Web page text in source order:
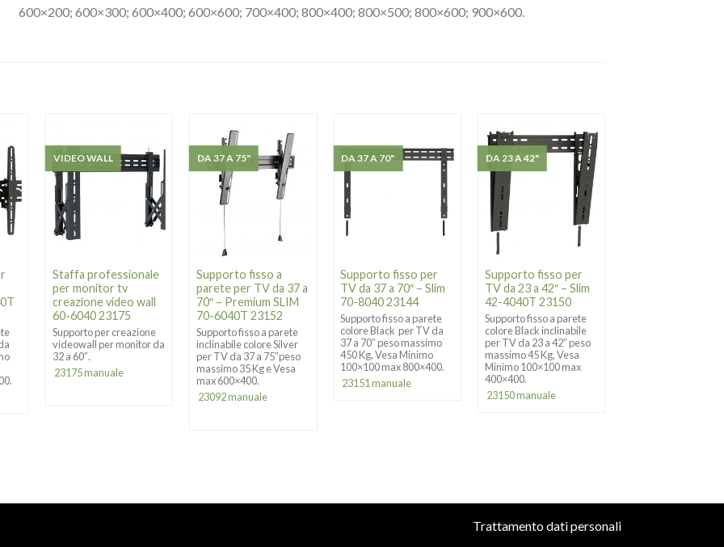
600×200; 600×300; 600×400; 600×600; 700×400; 800×400; 800×500; 800×600; 900×600.
Staffa professionale
per monitor tv
creazione video wall
60-6040 23175
Supporto per creazione
videowall per monitor da
32 a 60″.
23175 manuale
VIDEO WALL
Supporto fisso a
parete per TV da 37 a
70″ – Premium SLIM
70-6040T 23152
Supporto fisso a parete
inclinabile colore Silver
per TV da 37 a 75″peso
massimo 35 Kg e Vesa
max 600×400.
23092 manuale
DA 37 A 75"
Supporto fisso per
TV da 37 a 70″ – Slim
70-8040 23144
Supporto fisso a parete
colore Black per TV da
37 a 70″ peso massimo
450 Kg, Vesa Minimo
100×100 max 800×400.
23151 manuale
DA 37 A 70"
Supporto fisso per
TV da 23 a 42″ – Slim
42-4040T 23150
Supporto fisso a parete
colore Black inclinabile
per TV da 23 a 42″ peso
massimo 45 Kg, Vesa
Minimo 100×100 max
400×400.
23150 manuale
DA 23 A 42"
Trattamento dati personali